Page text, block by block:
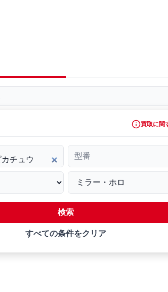
買取に関
型番
検索
すべての条件をクリア